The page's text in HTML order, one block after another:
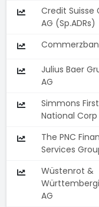
Credit Suisse
AG (Sp.ADRs)
Julius Baer
AG
Simmons First
National Corp
The PNC
Services
Wüstenrot &
AG